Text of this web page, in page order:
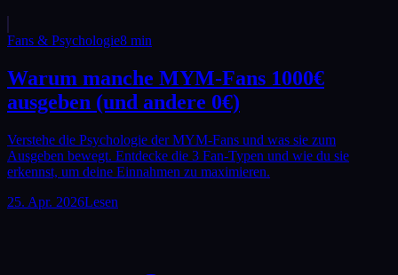
Fans & Psychologie8 min
Warum manche MYM-Fans 1000€
ausgeben (und andere 0€)
Verstehe die Psychologie der MYM-Fans und was sie zum
Ausgeben bewegt. Entdecke die 3 Fan-Typen und wie du sie
erkennst, um deine Einnahmen zu maximieren.
25. Apr. 2026Lesen